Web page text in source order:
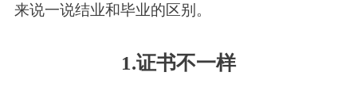
来说一说结业和毕业的区别。
1.证书不一样